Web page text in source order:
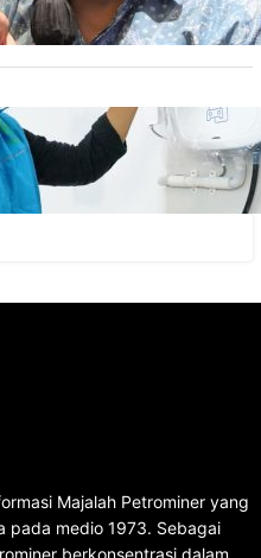
Baru Gunakan Home
PLN
Majalah Petrominer yang
medio 1973. Sebagai
berkonsentrasi dalam